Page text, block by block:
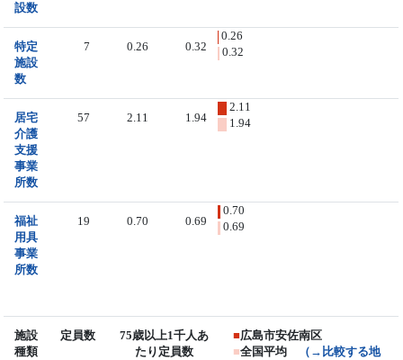
設数
特定
施設
数
7 0.26 0.32
0.26
0.32
居宅
介護
支援
事業
所数
57 2.11 1.94
2.11
1.94
福祉
用具
事業
所数
19 0.70 0.69
0.70
0.69
施設
種類
定員数
75歳以上1千人あ
たり定員数
■広島市安佐南区
■全国平均
（→比較する地